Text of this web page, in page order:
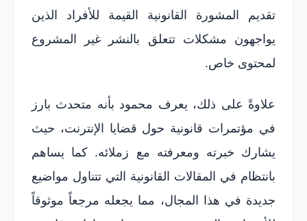
تقديم المشورة القانونية القيمة للأفراد الذين
يواجهون مشكلات تتعلق بالنشر غير المشروع
لمحتوى خاص.
علاوةً على ذلك، يعرف محمود بأنه متحدث بارز
في مؤتمرات قانونية حول قضايا الإنترنت، حيث
يشارك خبرته ومعرفته مع زملائه. كما يساهم
بانتظام في المقالات القانونية التي تتناول مواضيع
جديدة في هذا المجال، مما يجعله مرجعاً موثوقاً